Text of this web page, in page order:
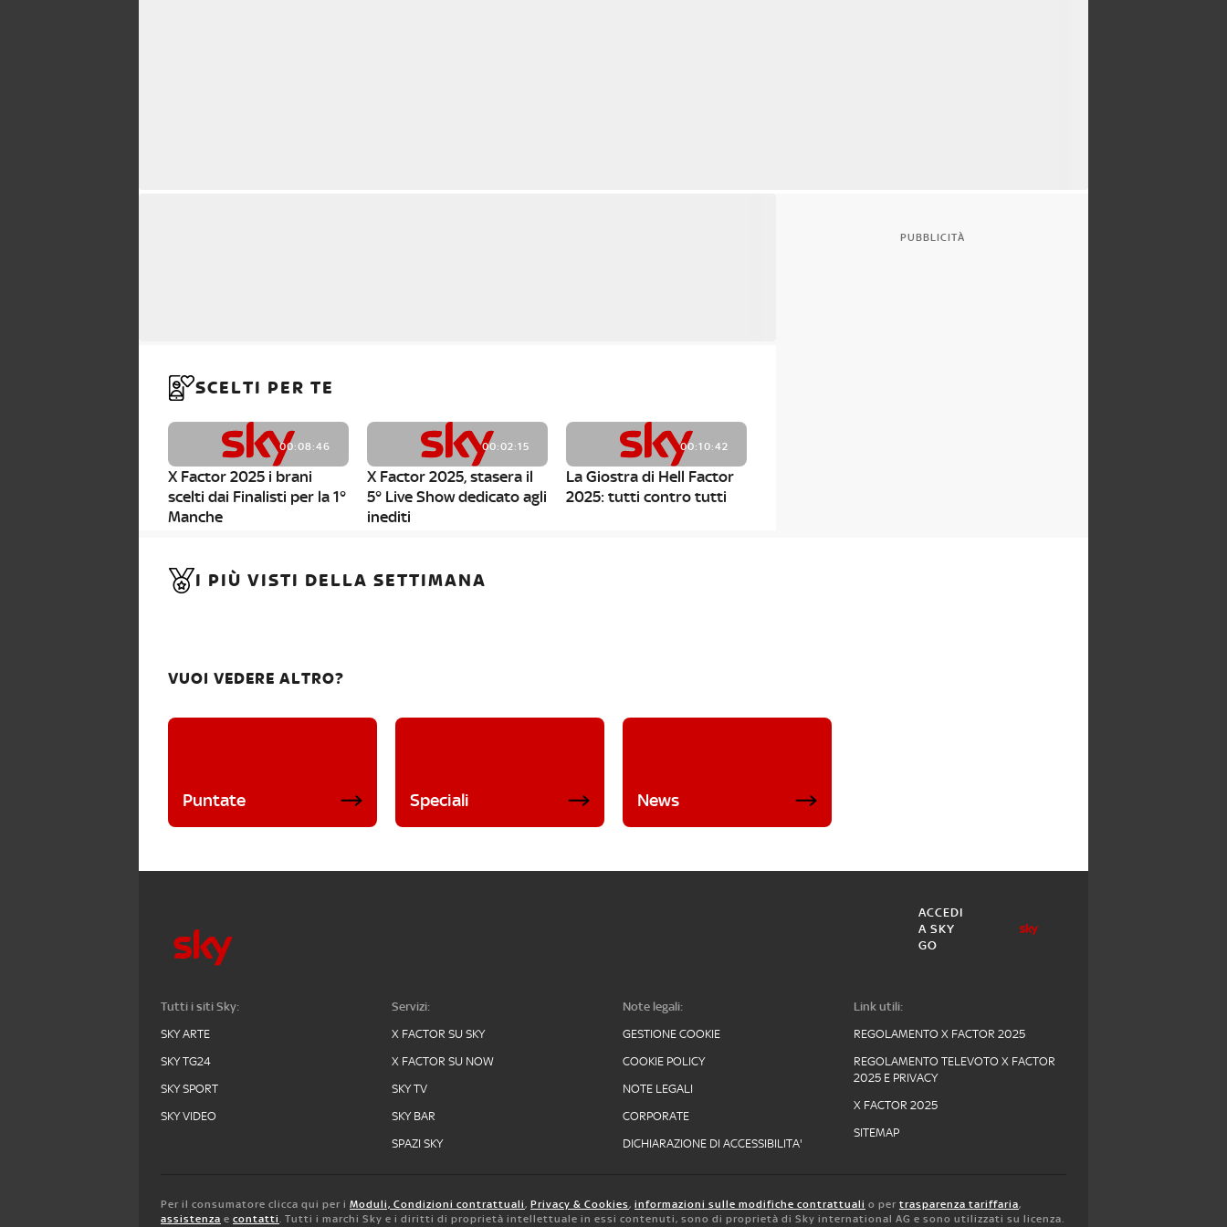
SCELTI PER TE
00:08:46
X Factor 2025 i brani
scelti dai Finalisti per la 1°
Manche
00:02:15
X Factor 2025, stasera il
5° Live Show dedicato agli
inediti
00:10:42
La Giostra di Hell Factor
2025: tutti contro tutti
PUBBLICITÀ
I PIÙ VISTI DELLA SETTIMANA
VUOI VEDERE ALTRO?
Puntate Speciali News
ACCEDI
A SKY
GO
Tutti i siti Sky:
SKY ARTE
SKY TG24
SKY SPORT
SKY VIDEO
Servizi:
X FACTOR SU SKY
X FACTOR SU NOW
SKY TV
SKY BAR
SPAZI SKY
Note legali:
GESTIONE COOKIE
COOKIE POLICY
NOTE LEGALI
CORPORATE
DICHIARAZIONE DI ACCESSIBILITA'
Link utili:
REGOLAMENTO X FACTOR 2025
REGOLAMENTO TELEVOTO X FACTOR
2025 E PRIVACY
X FACTOR 2025
SITEMAP
Per il consumatore clicca qui per i Moduli, Condizioni contrattuali, Privacy & Cookies, informazioni sulle modifiche contrattuali o per trasparenza tariffaria,
assistenza e contatti. Tutti i marchi Sky e i diritti di proprietà intellettuale in essi contenuti, sono di proprietà di Sky international AG e sono utilizzati su licenza.